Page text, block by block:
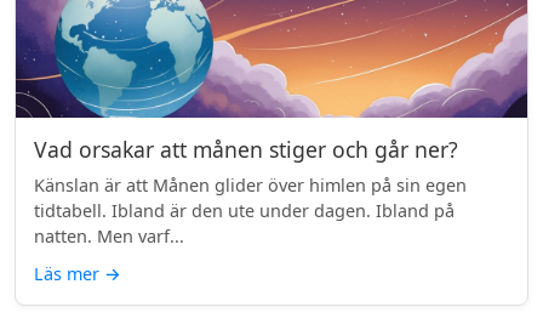
Vad orsakar att månen stiger och går ner?
Känslan är att Månen glider över himlen på sin egen
tidtabell. Ibland är den ute under dagen. Ibland på
natten. Men varf...
Läs mer →